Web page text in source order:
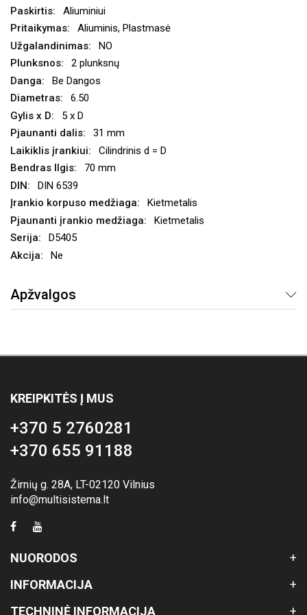
Aliuminiui
Aliuminis, Plastmasė
NO
2 plunksnų
Be Dangos
6.50
5 x D
31 mm
Cilindrinis d = D
70 mm
DIN 6539
Kietmetalis
Kietmetalis
D5405
Ne
Apžvalgos
KREIPKITĖS Į MUS
+370 5 2760281
+370 655 91188
Žirnių g. 28A, LT-02120 Vilnius
info@multisistema.lt
NUORODOS
INFORMACIJA
TECHNINĖ INFORMACIJA